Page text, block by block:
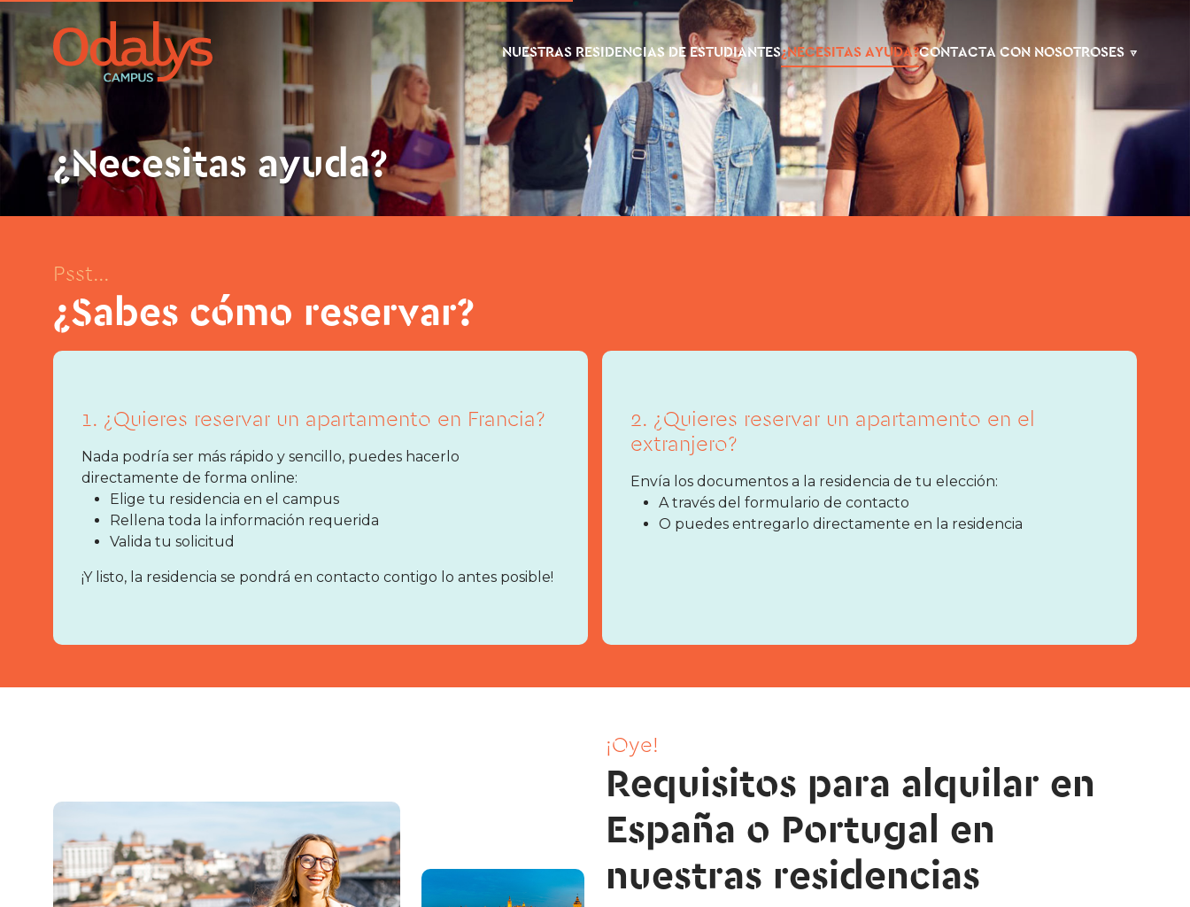
NUESTRAS RESIDENCIAS DE ESTUDIANTES¿NECESITAS AYUDA?CONTACTA CON NOSOTROSES
¿Necesitas ayuda?
Psst...
¿Sabes cómo reservar?
1. ¿Quieres reservar un apartamento en Francia?
Nada podría ser más rápido y sencillo, puedes hacerlo
directamente de forma online:
Elige tu residencia en el campus
Rellena toda la información requerida
Valida tu solicitud
¡Y listo, la residencia se pondrá en contacto contigo lo antes posible!
2. ¿Quieres reservar un apartamento en el
extranjero?
Envía los documentos a la residencia de tu elección:
A través del formulario de contacto
O puedes entregarlo directamente en la residencia
¡Oye!
Requisitos para alquilar en
España o Portugal en
nuestras residencias